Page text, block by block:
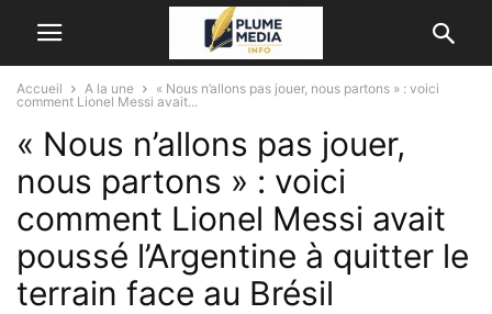
Accueil A la une
« Nous n’allons pas jouer, nous partons » : voici
comment Lionel Messi avait...
« Nous n’allons pas jouer,
nous partons » : voici
comment Lionel Messi avait
poussé l’Argentine à quitter le
terrain face au Brésil